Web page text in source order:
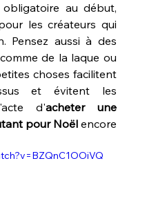
au début,
les créateurs qui
Pensez aussi à des
de la laque ou
choses facilitent
et évitent les
d'acheter une
pour Noël encore